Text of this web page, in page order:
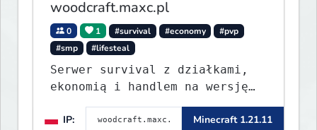
woodcraft.maxc.pl
0 1 #survival #economy
#pvp
#smp
#lifesteal
Serwer survival z działkami,
ekonomią i handlem na wersję
1.8 - 26.1.1. Rekru ON
IP:
Minecraft 1.21.11